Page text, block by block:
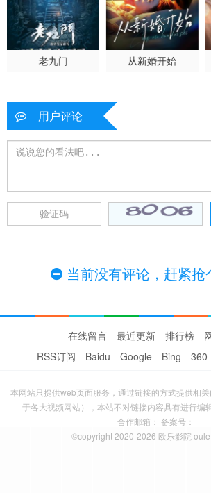
老九门 从新婚开始
用户评论
当前没有评论，赶紧抢
在线留言 最近更新 排行榜
RSS订阅
Baidu Google Bing 360
本网站只提供web页面服务，通过链接的方式提供相
于各大视频网站），本站不对链接内容具有进行编
合作邮箱： 备案号：
©copyright 2020-2026 欧乐影院